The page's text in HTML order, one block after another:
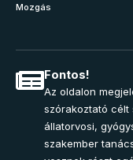
Mozgás
Fontos!
Az oldalon
szórakoztató célt
állatorvosi,
szakember